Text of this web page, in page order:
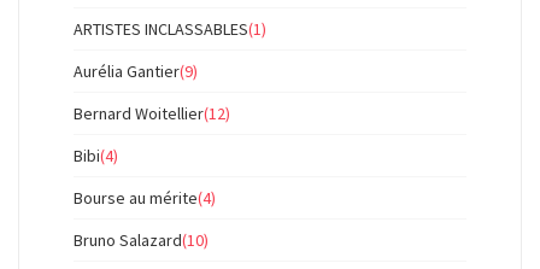
ARTISTES INCLASSABLES(1)
Aurélia Gantier(9)
Bernard Woitellier(12)
Bibi(4)
Bourse au mérite(4)
Bruno Salazard(10)